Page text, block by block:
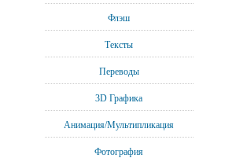
Флэш
Тексты
Переводы
3D Графика
Анимация/Мультипликация
Фотография